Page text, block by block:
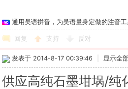
通用吴语拼音，为吴语量身定做的注音
回复 支持 反对
发表于 2014-8-17 00:39:46 显示全
供应高纯石墨坩埚/纯